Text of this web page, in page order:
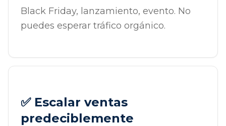
Black Friday, lanzamiento, evento. No
puedes esperar tráfico orgánico.
✅ Escalar ventas
predeciblemente